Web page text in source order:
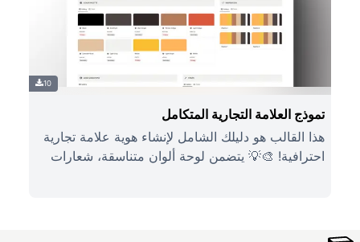
10
تموذج العلامة التجارية المتكامل
هذا القالب هو دليلك الشامل لإنشاء هوية علامة تجارية
احترافية! 🎨💡 يتضمن لوحة ألوان متناسقة، شعارات